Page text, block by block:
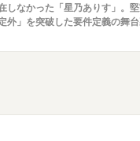
しなかった「星乃ありす」。
外」を突破した要件定義の舞